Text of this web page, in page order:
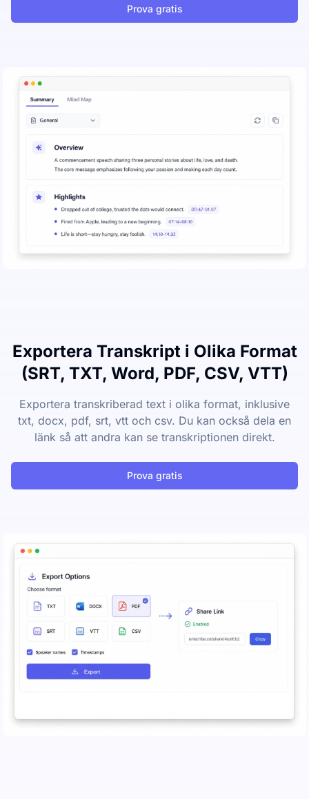
Prova gratis
Exportera Transkript i Olika Format
(SRT, TXT, Word, PDF, CSV, VTT)
Exportera transkriberad text i olika format, inklusive
txt, docx, pdf, srt, vtt och csv. Du kan också dela en
länk så att andra kan se transkriptionen direkt.
Prova gratis